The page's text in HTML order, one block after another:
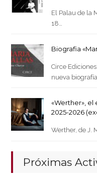
El Palau de la
18…
Biografia
Circe
nueva
«Werther»,
2025-2026
Werther, de J.
Próximas